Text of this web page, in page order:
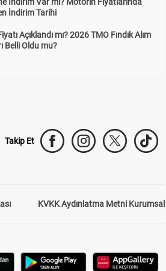
İndirim Tarihi
Açıklandı mı? 2026 TMO Fındık Alım
Belli Oldu mu?
Takip Et
KVKK Aydınlatma Metni Kurumsal